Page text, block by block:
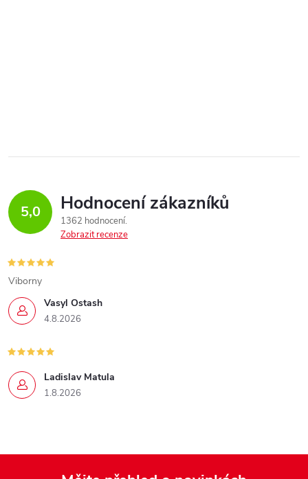
5,0 Hodnocení zákazníků
1362 hodnocení
Zobrazit recenze
Vasyl Ostash
4.8.2026
Viborny
Ladislav Matula
1.8.2026